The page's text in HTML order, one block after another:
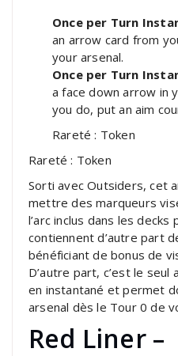
Once per Turn
an arrow card from
your arsenal.
Once per Turn
a face down arrow in
you do, put an aim
Rareté : Token
Rareté : Token
Sorti avec Outsiders, cet
mettre des marqueurs
l’arc inclus dans les
contiennent d’autre part
bénéficiant de bonus de
D’autre part, c’est le seul
en instantané et permet
arsenal dès le Tour 0 de
Red Liner –